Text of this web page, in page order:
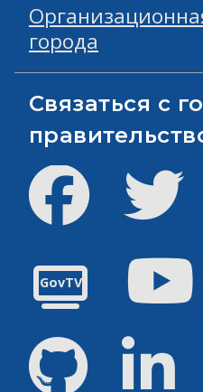
города
Связаться с
Facebook
GovTV
GitHub